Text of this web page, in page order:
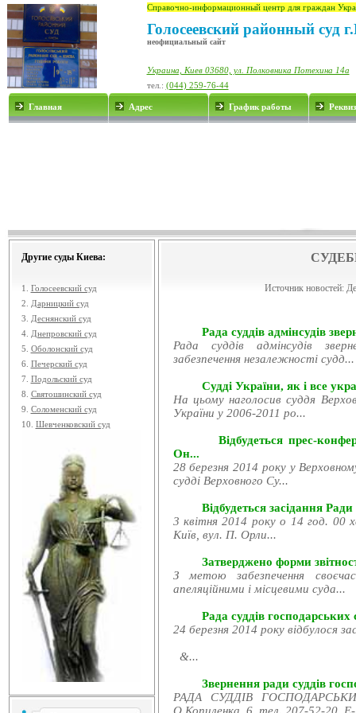
Справочно-информационный центр для граждан
Голосеевский районный суд
неофициальный сайт
Украина, Киев 03680, ул. Полковника Потехина 14а
тел.: (044) 259-76-44
Главная Адрес График работы
Другие суды Киева:
1. Голосеевский суд
2.
Дарницкий суд
3.
Деснянский суд
4. Днепровский суд
5. Оболонский суд
6. Печерский суд
7. Подольский суд
8. Святошинский суд
9. Соломенский суд
10. Шевченковский суд
Источник новостей:
Рада суддів адмінсудів
Рада суддів адмінсудів
забезпечення незалежності судд...
Судді України, як і все
На цьому наголосив суддя
України у 2006-2011 ро...
Відбудеться прес-
Он...
28 березня 2014 року у
судді Верховного Су...
Відбудеться засідання
3 квітня 2014 року о 14 год. 00
Київ, вул. П. Орли...
Затверджено форми
З метою забезпечення
апеляційними і місцевими суда...
Рада суддів господарських
24 березня 2014 року відбулося
&...
Звернення ради суддів
РАДА СУДДІВ